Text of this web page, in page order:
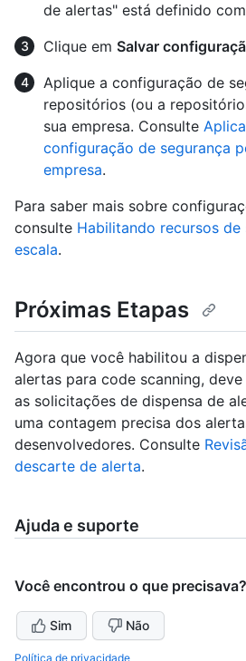
de alertas" está definido
Clique em Salvar
Aplique a configuração de
repositórios (ou a
sua empresa. Consulte
configuração de segurança
empresa.
Para saber mais sobre
consulte Habilitando recursos de
escala.
Próximas Etapas
Agora que você habilitou a
alertas para code scanning,
as solicitações de dispensa de
uma contagem precisa dos
desenvolvedores. Consulte
descarte de alerta.
Ajuda e suporte
Você encontrou o que precisava?
Sim Não
Política de privacidade